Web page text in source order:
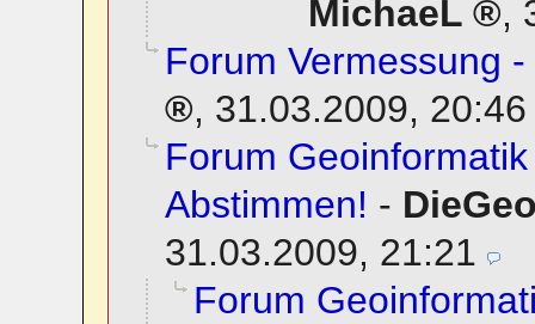
MichaeL
,
Forum Vermessung
, 31.03.2009, 20:46
Forum
Abstimmen! -
31.03.2009, 21:21
Forum